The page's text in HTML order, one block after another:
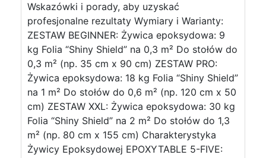
Wskazówki i porady, aby uzyskać
profesjonalne rezultaty Wymiary i Warianty:
ZESTAW BEGINNER: Żywica epoksydowa: 9
kg Folia “Shiny Shield” na 0,3 m² Do stołów do
0,3 m² (np. 35 cm x 90 cm) ZESTAW PRO:
Żywica epoksydowa: 18 kg Folia “Shiny Shield”
na 1 m² Do stołów do 0,6 m² (np. 120 cm x 50
cm) ZESTAW XXL: Żywica epoksydowa: 30 kg
Folia “Shiny Shield” na 2 m² Do stołów do 1,3
m² (np. 80 cm x 155 cm) Charakterystyka
Żywicy Epoksydowej EPOXYTABLE 5-FIVE: